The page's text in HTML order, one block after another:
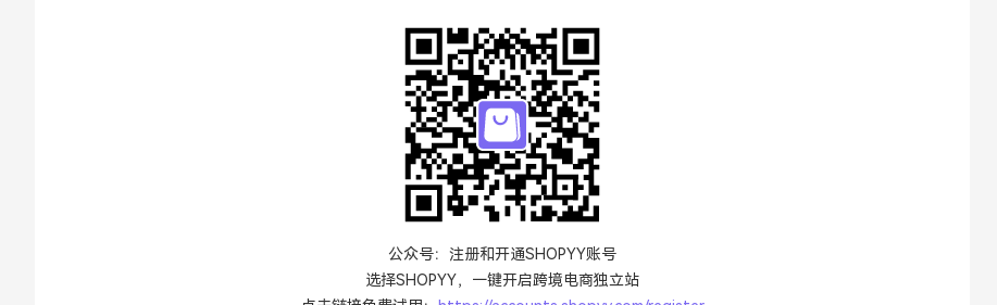
公众号：注册和开通SHOPYY账号
选择SHOPYY，一键开启跨境电商独立站